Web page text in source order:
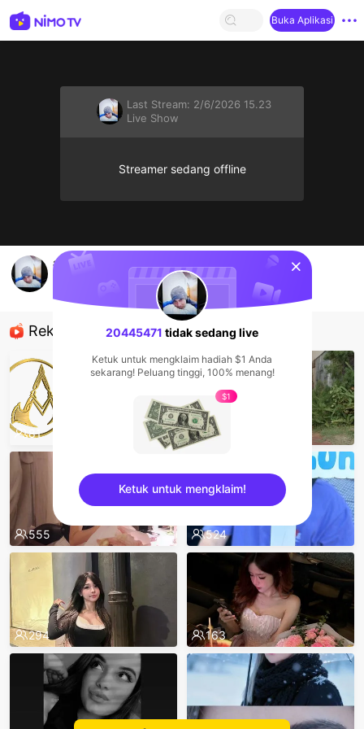
Buka Aplikasi
Last Stream: 2/6/2026 15.23
Live Show
Streamer sedang offline
asalmain
Rekomendasi
81 596
555 524
294 163
sentinelStart
20445471 tidak sedang live
Ketuk untuk mengklaim hadiah $1 Anda
sekarang! Peluang tinggi, 100% menang!
$1
Ketuk untuk mengklaim!
sentinelEnd